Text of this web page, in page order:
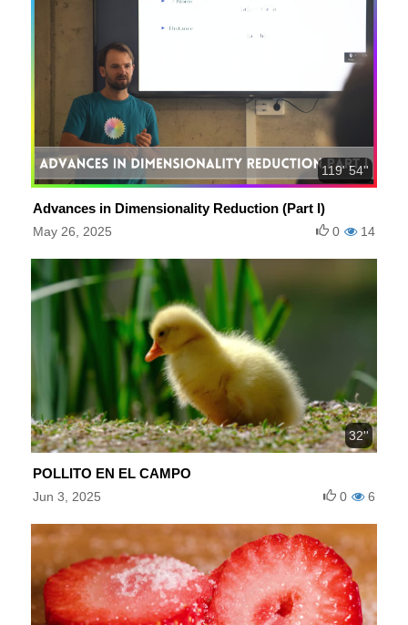
119' 54''
Advances in Dimensionality Reduction (Part I)
May 26, 2025 14
0
32''
POLLITO EN EL CAMPO
Jun 3, 2025 6
0